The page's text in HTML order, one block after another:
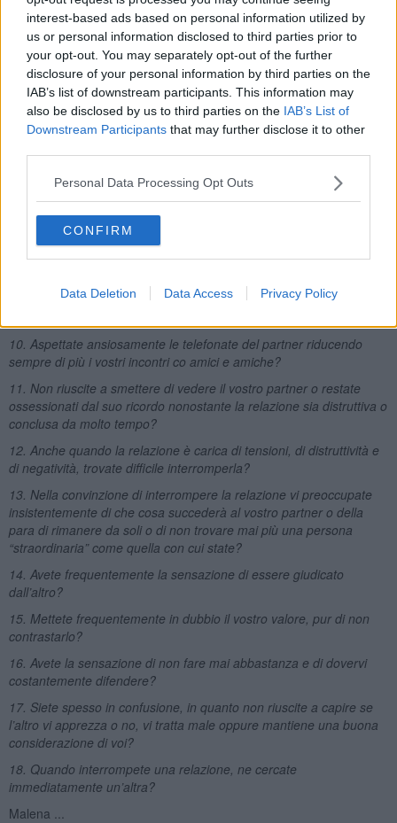
interest-based ads based on personal information utilized by
us or personal information disclosed to third parties prior to
your opt-out. You may separately opt-out of the further
disclosure of your personal information by third parties on the
IAB’s list of downstream participants. This information may
also be disclosed by us to third parties on the IAB’s List of
Downstream Participants that may further disclose it to other
Personal Data Processing Opt Outs
CONFIRM
Data Deletion Data Access Privacy Policy
2. Durante la relazione siete spesso depressi e stanchi?
3. Non riuscite a mantenere i vostri spazi di autonomia?
4. Non uscite più abitualmente con amici e non date più sazio alle
vostre abituali attività?
5. Siete rimasti spesso coinvolti in una relazione con una persona
non disponibile, in quanto sposata, innamorata di un’altra persona
o emotivamente lontana da voi?
da quello che è?
quando siete in disaccordo con le sue scelte?
8. Vi resta difficile dire di “NO” al vostro partner quando vi fa
9. Durante i rapporti sessuali vi preoccupate di più di compiacere il
10. Aspettate ansiosamente le telefonate del partner riducendo
sempre di più i vostri incontri co amici e amiche?
11. Non riuscite a smettere di vedere il vostro partner o restate
ossessionati dal suo ricordo nonostante la relazione sia distruttiva o
conclusa da molto tempo?
12. Anche quando la relazione è carica di tensioni, di distruttività e
di negatività, trovate difficile interromperla?
13. Nella convinzione di interrompere la relazione vi preoccupate
insistentemente di che cosa succederà al vostro partner o della
para di rimanere da soli o di non trovare mai più una persona
“straordinaria” come quella con cui state?
14. Avete frequentemente la sensazione di essere giudicato
dall’altro?
15. Mettete frequentemente in dubbio il vostro valore, pur di non
contrastarlo?
16. Avete la sensazione di non fare mai abbastanza e di dovervi
costantemente difendere?
17. Siete spesso in confusione, in quanto non riuscite a capire se
l’altro vi apprezza o no, vi tratta male oppure mantiene una buona
considerazione di voi?
18. Quando interrompete una relazione, ne cercate
immediatamente un’altra?
Malena ...